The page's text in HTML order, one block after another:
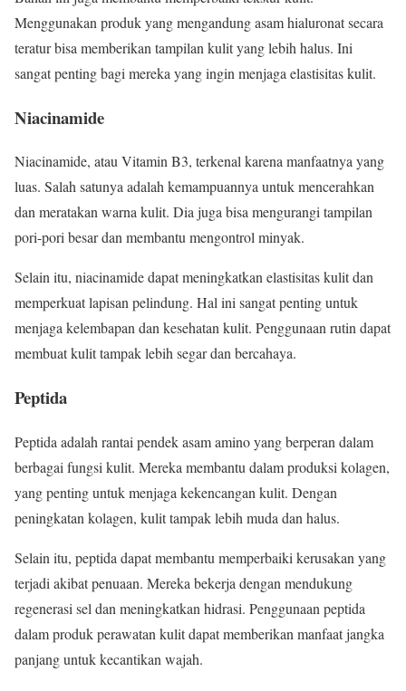
Menggunakan produk yang mengandung asam hialuronat secara
teratur bisa memberikan tampilan kulit yang lebih halus. Ini
sangat penting bagi mereka yang ingin menjaga elastisitas kulit.
Niacinamide
Niacinamide, atau Vitamin B3, terkenal karena manfaatnya yang
luas. Salah satunya adalah kemampuannya untuk mencerahkan
dan meratakan warna kulit. Dia juga bisa mengurangi tampilan
pori-pori besar dan membantu mengontrol minyak.
Selain itu, niacinamide dapat meningkatkan elastisitas kulit dan
memperkuat lapisan pelindung. Hal ini sangat penting untuk
menjaga kelembapan dan kesehatan kulit. Penggunaan rutin dapat
membuat kulit tampak lebih segar dan bercahaya.
Peptida
Peptida adalah rantai pendek asam amino yang berperan dalam
berbagai fungsi kulit. Mereka membantu dalam produksi kolagen,
yang penting untuk menjaga kekencangan kulit. Dengan
peningkatan kolagen, kulit tampak lebih muda dan halus.
Selain itu, peptida dapat membantu memperbaiki kerusakan yang
terjadi akibat penuaan. Mereka bekerja dengan mendukung
regenerasi sel dan meningkatkan hidrasi. Penggunaan peptida
dalam produk perawatan kulit dapat memberikan manfaat jangka
panjang untuk kecantikan wajah.